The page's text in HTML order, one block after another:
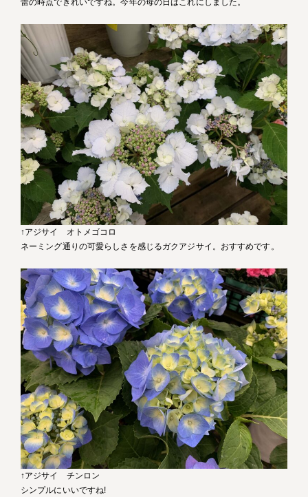
↑アジサイ オトメゴコロ
ネーミング通りの可愛らしさを感じるガクアジサイ。おすすめです。
↑アジサイ チンロン
シンプルにいいですね!